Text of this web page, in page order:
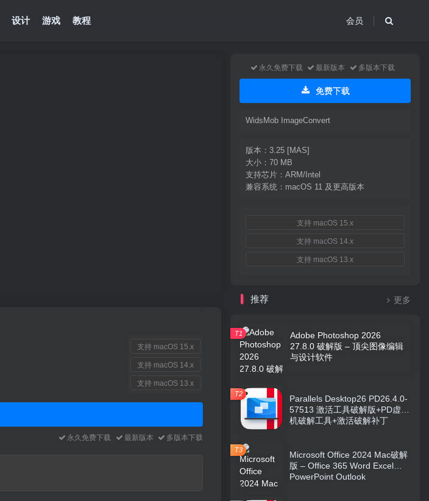
设计 游戏 教程 会员
永久免费下载 最新版本 多版本下载
支持 macOS 15.x
支持 macOS 14.x
支持 macOS 13.x
永久免费下载 最新版本 多版本下载
免费下载
WidsMob ImageConvert
版本：3.25 [MAS]
大小：70 MB
支持芯片：ARM/Intel
兼容系统：macOS 11 及更高版本
支持 macOS 15.x
支持 macOS 14.x
支持 macOS 13.x
推荐 更多
Adobe Photoshop 2026
27.8.0 破解版 – 顶尖图像编辑
与设计软件
T1
Parallels Desktop26 PD26.4.0-
57513 激活工具破解版+PD虚拟
机破解工具+激活破解补丁
T2
Microsoft Office 2024 Mac破解
版 – Office 365 Word Excel
PowerPoint Outlook
T3